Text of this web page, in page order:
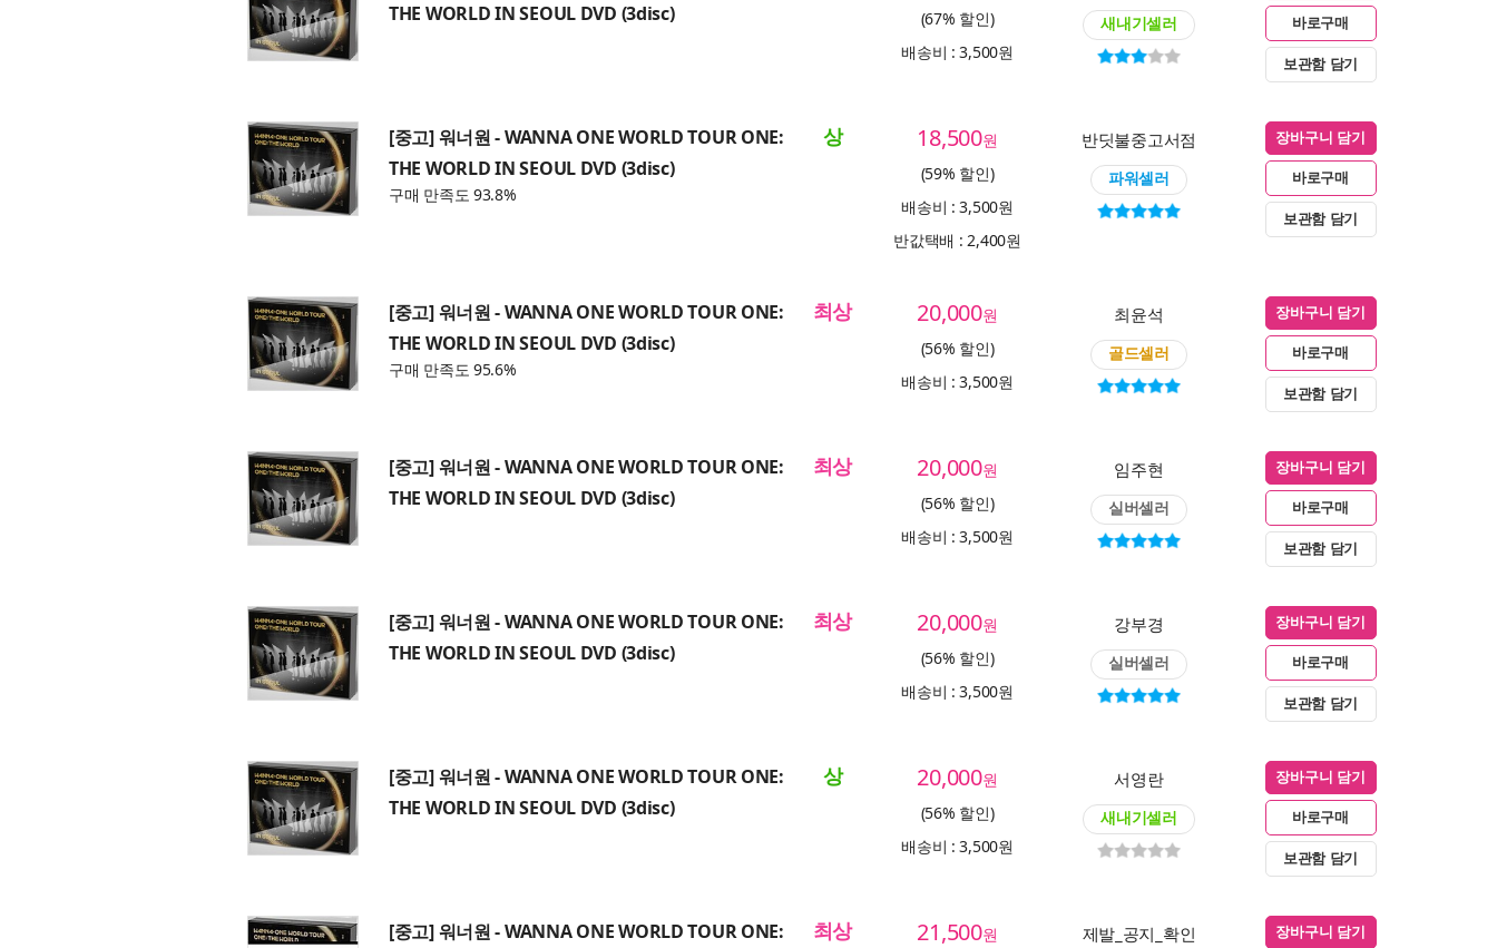
THE WORLD IN SEOUL DVD (3disc)
(67% 할인)
배송비 : 3,500원
새내기셀러 바로구매
보관함 담기
[중고] 워너원 - WANNA ONE WORLD TOUR ONE:
THE WORLD IN SEOUL DVD (3disc)
구매 만족도 93.8%
상 18,500원
(59% 할인)
배송비 : 3,500원
반값택배 : 2,400원
반딧불중고서점
파워셀러
장바구니 담기
바로구매
보관함 담기
[중고] 워너원 - WANNA ONE WORLD TOUR ONE:
THE WORLD IN SEOUL DVD (3disc)
구매 만족도 95.6%
최상 20,000원
(56% 할인)
배송비 : 3,500원
최윤석
골드셀러
장바구니 담기
바로구매
보관함 담기
[중고] 워너원 - WANNA ONE WORLD TOUR ONE:
THE WORLD IN SEOUL DVD (3disc)
최상 20,000원
(56% 할인)
배송비 : 3,500원
임주현
실버셀러
장바구니 담기
바로구매
보관함 담기
[중고] 워너원 - WANNA ONE WORLD TOUR ONE:
THE WORLD IN SEOUL DVD (3disc)
최상 20,000원
(56% 할인)
배송비 : 3,500원
강부경
실버셀러
장바구니 담기
바로구매
보관함 담기
[중고] 워너원 - WANNA ONE WORLD TOUR ONE:
THE WORLD IN SEOUL DVD (3disc)
상 20,000원
(56% 할인)
배송비 : 3,500원
서영란
새내기셀러
장바구니 담기
바로구매
보관함 담기
[중고] 워너원 - WANNA ONE WORLD TOUR ONE: 최상 21,500원
제발_공지_확인 장바구니 담기